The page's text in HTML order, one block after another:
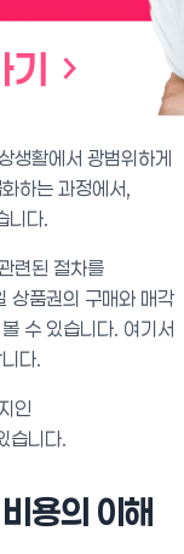
생활에서 광범위하게
하는 과정에서,
니다.
련된 절차를
상품권의 구매와 매각
수 있습니다. 여기서
다.
인
습니다.
용의 이해